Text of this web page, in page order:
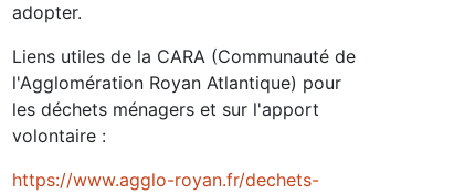
adopter.
Liens utiles de la CARA (Communauté de
l'Agglomération Royan Atlantique) pour
les déchets ménagers et sur l'apport
volontaire :
https://www.agglo-royan.fr/dechets-